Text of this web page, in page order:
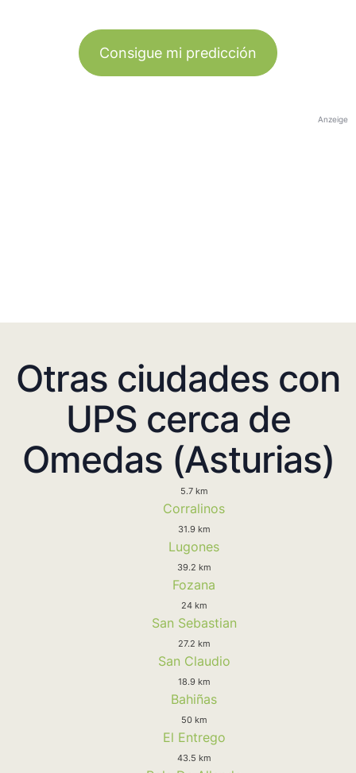
Consigue mi predicción
Anzeige
Otras ciudades con
UPS cerca de
Omedas (Asturias)
5.7 km
Corralinos
31.9 km
Lugones
39.2 km
Fozana
24 km
San Sebastian
27.2 km
San Claudio
18.9 km
Bahiñas
50 km
El Entrego
43.5 km